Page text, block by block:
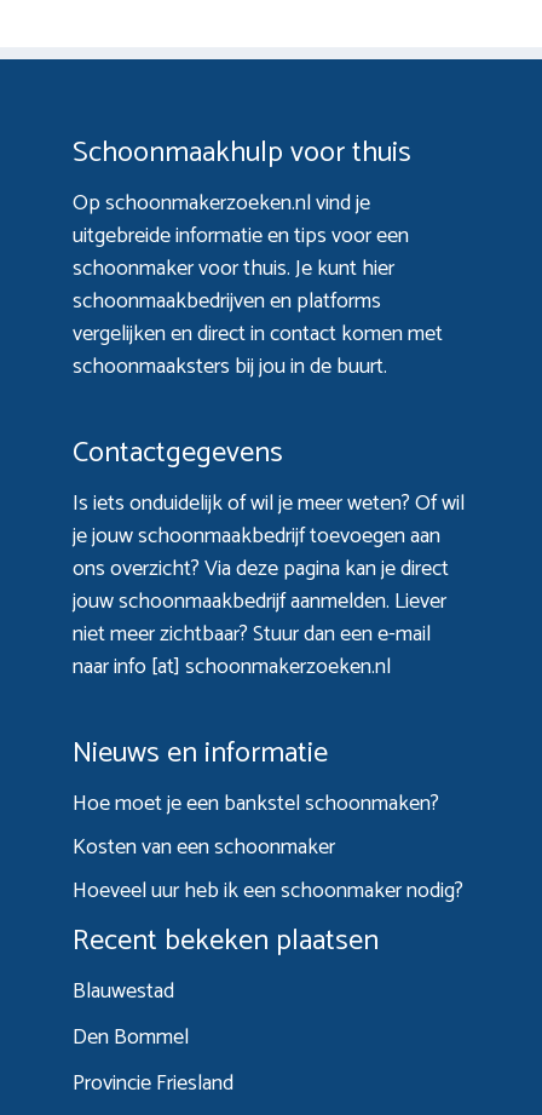
Schoonmaakhulp voor thuis
Op schoonmakerzoeken.nl vind je
uitgebreide informatie en tips voor een
schoonmaker voor thuis. Je kunt hier
schoonmaakbedrijven en platforms
vergelijken en direct in contact komen met
schoonmaaksters bij jou in de buurt.
Contactgegevens
Is iets onduidelijk of wil je meer weten? Of wil
je jouw schoonmaakbedrijf toevoegen aan
ons overzicht? Viadeze paginakan je direct
jouw schoonmaakbedrijf aanmelden. Liever
niet meer zichtbaar? Stuur dan een e-mail
naar info [at] schoonmakerzoeken.nl
Nieuws en informatie
Hoe moet je een bankstel schoonmaken?
Kosten van een schoonmaker
Hoeveel uur heb ik een schoonmaker nodig?
Recent bekeken plaatsen
Blauwestad
Den Bommel
Provincie Friesland